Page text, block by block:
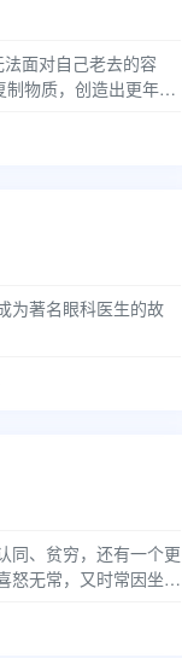
面对自己老去的容
制物质，创造出更年
为著名眼科医生的故
同、贫穷，还有一个更
怒无常，又时常因坐牢